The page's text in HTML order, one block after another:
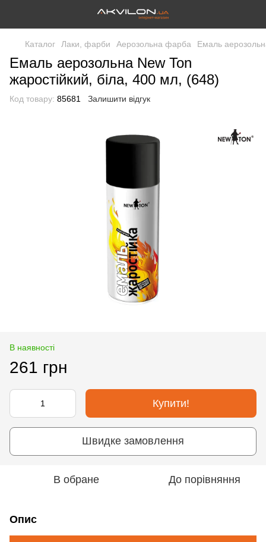
Каталог Лаки, фарби Аерозольна фарба Емаль
Емаль аерозольна New Ton
жаростійкий, біла, 400 мл, (648)
Код товару: 85681 Залишити відгук
В наявності
261 грн
Купити!
Швидке замовлення
В обране До порівняння
Опис